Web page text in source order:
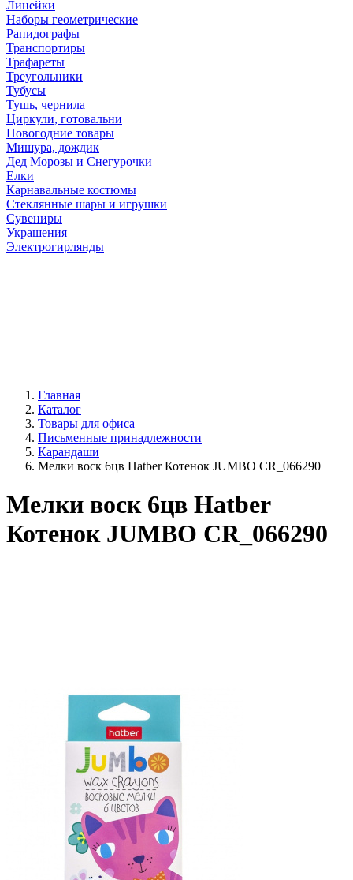
Линейки
Наборы геометрические
Рапидографы
Транспортиры
Трафареты
Треугольники
Тубусы
Тушь, чернила
Циркули, готовальни
Новогодние товары
Мишура, дождик
Дед Морозы и Снегурочки
Елки
Карнавальные костюмы
Стеклянные шары и игрушки
Сувениры
Украшения
Электрогирлянды
Главная
Каталог
Товары для офиса
Письменные принадлежности
Карандаши
Мелки воск 6цв Hatber Котенок JUMBO CR_066290
Мелки воск 6цв Hatber
Котенок JUMBO CR_066290